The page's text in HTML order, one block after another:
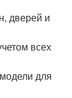
дверей и
всех
для